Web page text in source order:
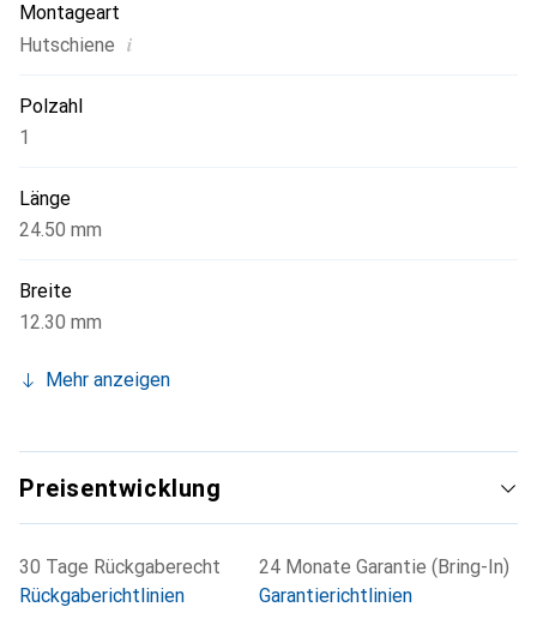
Montageart
Hutschiene i
Polzahl
1
Länge
24.50 mm
Breite
12.30 mm
Mehr anzeigen
Preisentwicklung
30 Tage Rückgaberecht
Rückgaberichtlinien
24 Monate Garantie (Bring-In)
Garantierichtlinien